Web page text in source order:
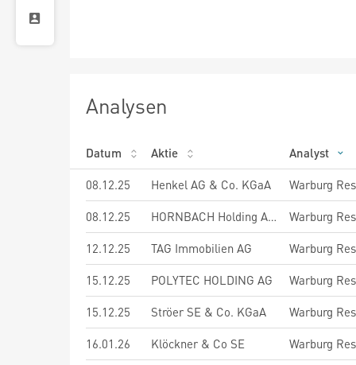
Analysen
Datum Aktie
Analyst
08.12.25
Henkel AG & Co. KGaA
Warburg
08.12.25
HORNBACH Holding AG & Co. KGaA
Warburg
12.12.25
TAG Immobilien AG
Warburg
15.12.25
POLYTEC HOLDING AG
Warburg
15.12.25
Ströer SE & Co. KGaA
Warburg
16.01.26
Klöckner & Co SE
Warburg